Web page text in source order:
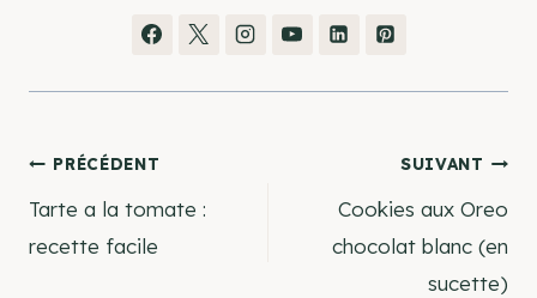
Navigation
de
PRÉCÉDENT
Tarte a la tomate :
recette facile
SUIVANT
Cookies aux Oreo
chocolat blanc (en
sucette)